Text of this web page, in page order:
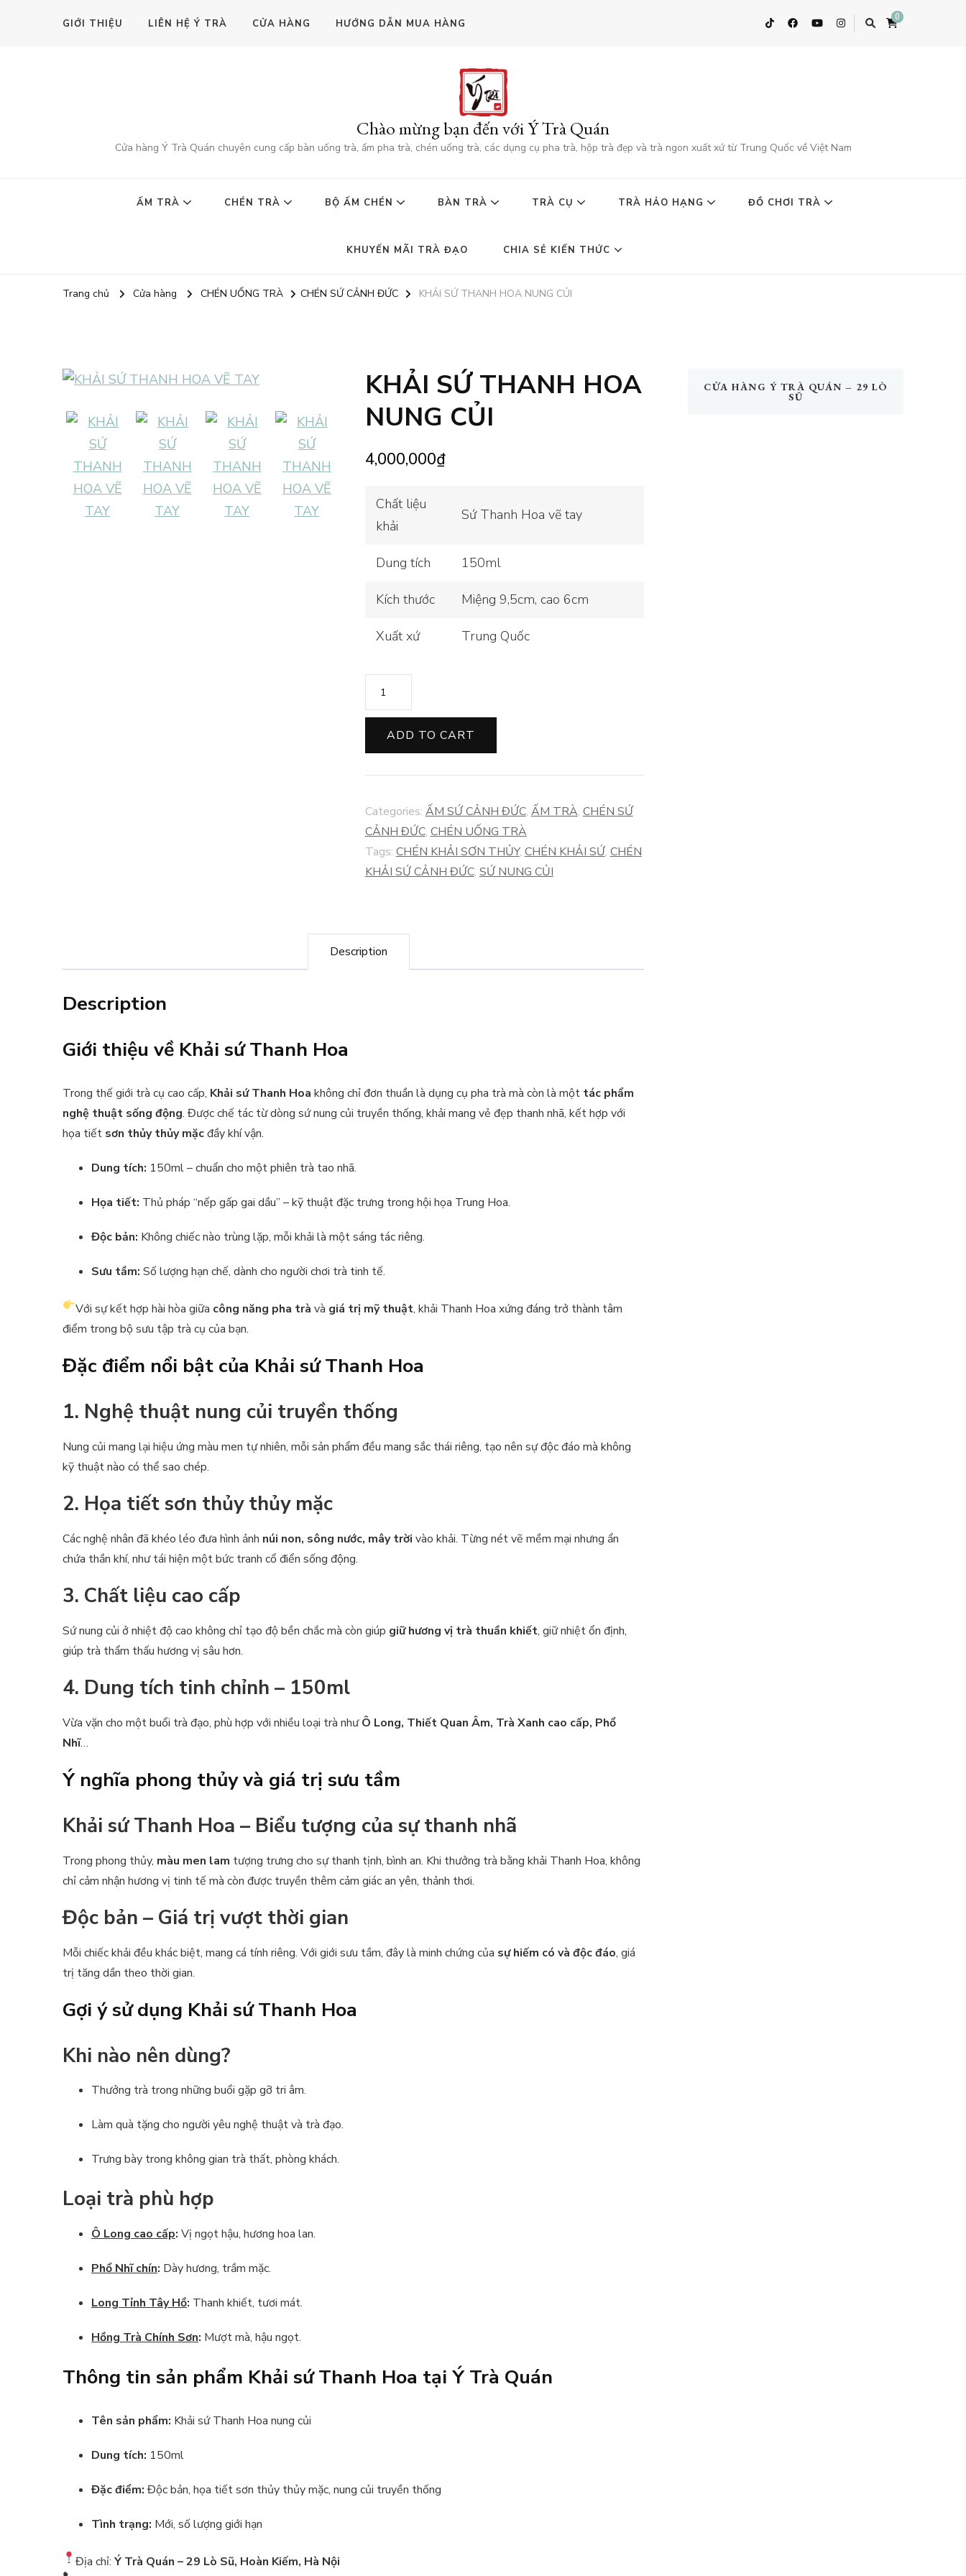
GIỚI THIỆU LIÊN HỆ Ý TRÀ CỬA HÀNG HƯỚNG DẪN MUA HÀNG
0
Chào mừng bạn đến với Ý Trà Quán
Cửa hàng Ý Trà Quán chuyên cung cấp bàn uống trà, ấm pha trà, chén uống trà, các dụng cụ pha trà, hộp trà đẹp và trà ngon xuất xứ từ Trung Quốc về Việt Nam
ẤM TRÀ CHÉN TRÀ BỘ ẤM CHÉN BÀN TRÀ TRÀ CỤ TRÀ HẢO HẠNG ĐỒ CHƠI TRÀ
KHUYẾN MÃI TRÀ ĐẠO CHIA SẺ KIẾN THỨC
Trang chủ Cửa hàng CHÉN UỐNG TRÀ CHÉN SỨ CẢNH ĐỨC KHẢI SỨ THANH HOA NUNG CỦI
KHẢI SỨ THANH HOA
NUNG CỦI
4,000,000₫
Chất liệu
khải
Sứ Thanh Hoa vẽ tay
Dung tích 150ml
Kích thước Miệng 9,5cm, cao 6cm
Xuất xứ Trung Quốc
KHẢI
SỨ
THANH
HOA
NUNG
quantity
ADD TO CART
Categories: ẤM SỨ CẢNH ĐỨC, ẤM TRÀ, CHÉN SỨ
CẢNH ĐỨC, CHÉN UỐNG TRÀ
Tags: CHÉN KHẢI SƠN THỦY, CHÉN KHẢI SỨ, CHÉN
KHẢI SỨ CẢNH ĐỨC, SỨ NUNG CỦI
Description
Description
Giới thiệu về Khải sứ Thanh Hoa
Trong thế giới trà cụ cao cấp, Khải sứ Thanh Hoa không chỉ đơn thuần là dụng cụ pha trà mà còn là một tác phẩm
nghệ thuật sống động. Được chế tác từ dòng sứ nung củi truyền thống, khải mang vẻ đẹp thanh nhã, kết hợp với
họa tiết sơn thủy thủy mặcđầy khí vận.
Dung tích: 150ml – chuẩn cho một phiên trà tao nhã.
Họa tiết: Thủ pháp “nếp gấp gai dầu” – kỹ thuật đặc trưng trong hội họa Trung Hoa.
Độc bản: Không chiếc nào trùng lặp, mỗi khải là một sáng tác riêng.
Sưu tầm: Số lượng hạn chế, dành cho người chơi trà tinh tế.
Với sự kết hợp hài hòa giữa công năng pha trà và giá trị mỹ thuật, khải Thanh Hoa xứng đáng trở thành tâm
điểm trong bộ sưu tập trà cụ của bạn.
Đặc điểm nổi bật của Khải sứ Thanh Hoa
1. Nghệ thuật nung củi truyền thống
Nung củi mang lại hiệu ứng màu men tự nhiên, mỗi sản phẩm đều mang sắc thái riêng, tạo nên sự độc đáo mà không
kỹ thuật nào có thể sao chép.
2. Họa tiết sơn thủy thủy mặc
Các nghệ nhân đã khéo léo đưa hình ảnh núi non, sông nước, mây trời vào khải. Từng nét vẽ mềm mại nhưng ẩn
chứa thần khí, như tái hiện một bức tranh cổ điển sống động.
3. Chất liệu cao cấp
Sứ nung củi ở nhiệt độ cao không chỉ tạo độ bền chắc mà còn giúp giữ hương vị trà thuần khiết, giữ nhiệt ổn định,
giúp trà thẩm thấu hương vị sâu hơn.
4. Dung tích tinh chỉnh – 150ml
Vừa vặn cho một buổi trà đạo, phù hợp với nhiều loại trà nhưÔ Long, Thiết Quan Âm, Trà Xanh cao cấp, Phổ
Nhĩ…
Ý nghĩa phong thủy và giá trị sưu tầm
Khải sứ Thanh Hoa – Biểu tượng của sự thanh nhã
Trong phong thủy, màu men lam tượng trưng cho sự thanh tịnh, bình an. Khi thưởng trà bằng khải Thanh Hoa, không
chỉ cảm nhận hương vị tinh tế mà còn được truyền thêm cảm giác an yên, thảnh thơi.
Độc bản – Giá trị vượt thời gian
Mỗi chiếc khải đều khác biệt, mang cá tính riêng. Với giới sưu tầm, đây là minh chứng của sự hiếm có và độc đáo, giá
trị tăng dần theo thời gian.
Gợi ý sử dụng Khải sứ Thanh Hoa
Khi nào nên dùng?
Thưởng trà trong những buổi gặp gỡ tri âm.
Làm quà tặng cho người yêu nghệ thuật và trà đạo.
Trưng bày trong không gian trà thất, phòng khách.
Loại trà phù hợp
Ô Long cao cấp: Vị ngọt hậu, hương hoa lan.
Phổ Nhĩ chín: Dày hương, trầm mặc.
Long Tỉnh Tây Hồ: Thanh khiết, tươi mát.
Hồng Trà Chính Sơn: Mượt mà, hậu ngọt.
Thông tin sản phẩm Khải sứ Thanh Hoa tại Ý Trà Quán
Tên sản phẩm: Khải sứ Thanh Hoa nung củi
Dung tích: 150ml
Đặc điểm: Độc bản, họa tiết sơn thủy thủy mặc, nung củi truyền thống
Tình trạng: Mới, số lượng giới hạn
Địa chỉ:Ý Trà Quán – 29 Lò Sũ, Hoàn Kiếm, Hà Nội
CỬA HÀNG Ý TRÀ QUÁN – 29 LÒ
SŨ